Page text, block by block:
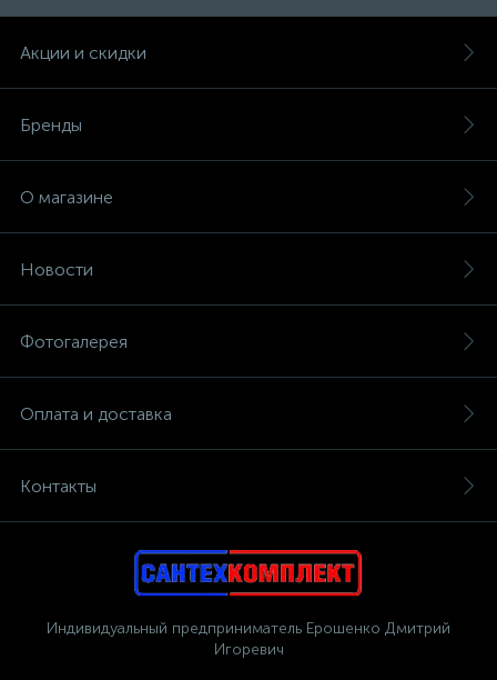
Акции и скидки
Бренды
О магазине
Новости
Фотогалерея
Оплата и доставка
Контакты
Индивидуальный предприниматель Ерошенко Дмитрий
Игоревич